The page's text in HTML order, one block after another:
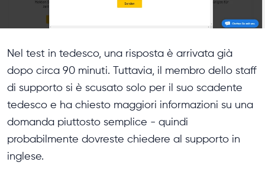
Nel test in tedesco, una risposta è arrivata già
dopo circa 90 minuti. Tuttavia, il membro dello staff
di supporto si è scusato solo per il suo scadente
tedesco e ha chiesto maggiori informazioni su una
domanda piuttosto semplice - quindi
probabilmente dovreste chiedere al supporto in
inglese.